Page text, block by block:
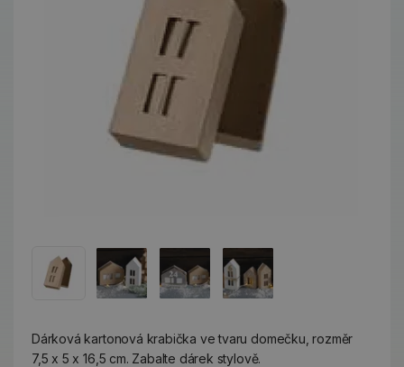
Dárková kartonová krabička ve tvaru domečku, rozměr
7,5 x 5 x 16,5 cm. Zabalte dárek stylově.